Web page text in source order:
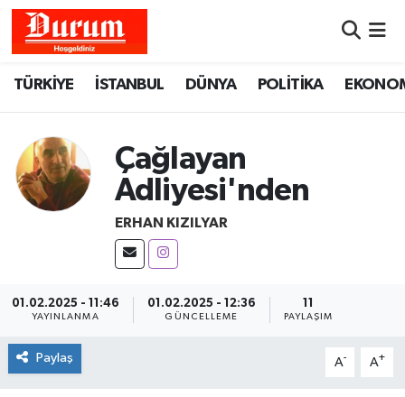
TÜRKİYE İSTANBUL DÜNYA POLİTİKA
Çağlayan
Adliyesi'nden
ERHAN KIZILYAR
01.02.2025 - 11:46
YAYINLANMA
01.02.2025 - 12:36
GÜNCELLEME PAYLAŞIM
Paylaş A- A+
Hava Durumu
Namaz Vakitleri
Trafik Durumu
Süper Lig Puan Durumu ve Fikstür
Tüm Manşetler
Son Dakika Haberleri